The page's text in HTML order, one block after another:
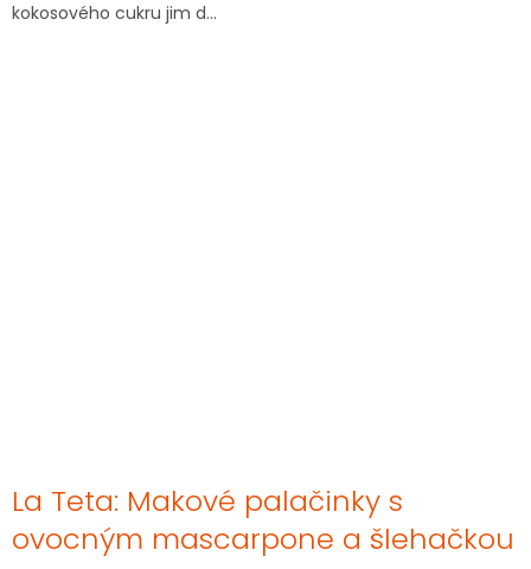
kokosového cukru jim d...
La Teta: Makové palačinky s
ovocným mascarpone a šlehačkou